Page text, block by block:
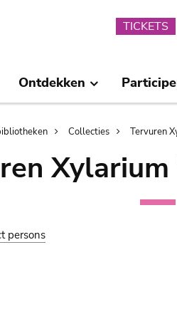
TICKETS
Ontdekken
Collecties Tervuren
persons